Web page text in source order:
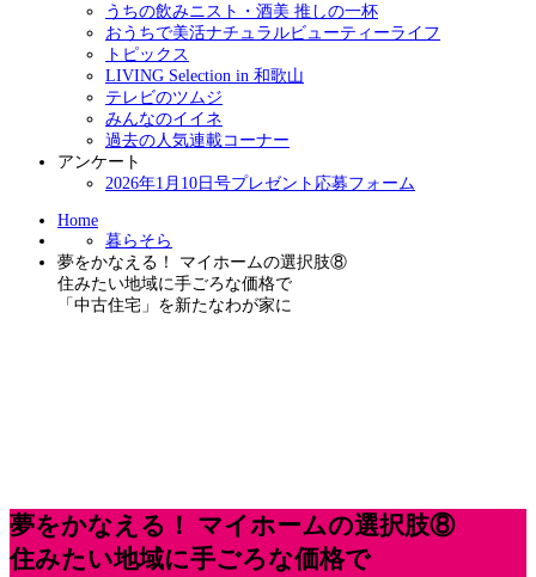
うちの飲みニスト・酒美 推しの一杯
おうちで美活ナチュラルビューティーライフ
トピックス
LIVING Selection in 和歌山
テレビのツムジ
みんなのイイネ
過去の人気連載コーナー
アンケート
2026年1月10日号プレゼント応募フォーム
Home
暮らそら
夢をかなえる！ マイホームの選択肢⑧
住みたい地域に手ごろな価格で
「中古住宅」を新たなわが家に
夢をかなえる！ マイホームの選択肢⑧
住みたい地域に手ごろな価格で